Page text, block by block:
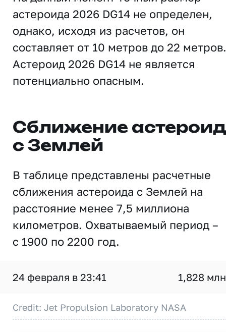
астероида 2026 DG14 не определен,
однако, исходя из расчетов, он
составляет от 10 метров до 22 метров.
Астероид 2026 DG14 не является
потенциально опасным.
Сближение
с Землей
В таблице представлены расчетные
сближения астероида с Землей на
расстояние менее 7,5 миллиона
километров. Охватываемый период –
с 1900 по 2200 год.
24 февраля в 23:41 1,828
Credit: Jet Propulsion Laboratory NASA